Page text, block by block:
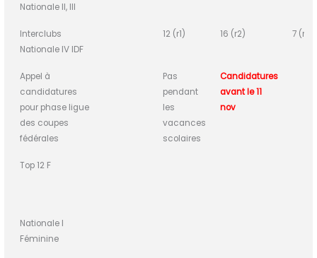
Nationale II, III
Interclubs
Nationale IV IDF
12 (r1) 16 (r2) 7 (r3)
Appel à
candidatures
pour phase ligue
des coupes
fédérales
Pas
pendant
les
vacances
scolaires
Candidatures
avant le 11
nov
Top 12 F
Nationale I
Féminine